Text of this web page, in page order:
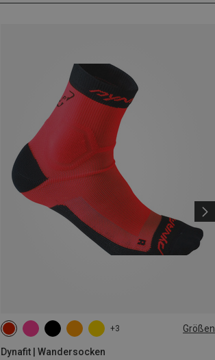
+3 Größen
Dynafit | Wandersocken
39|40|41|42 43|44|45|46